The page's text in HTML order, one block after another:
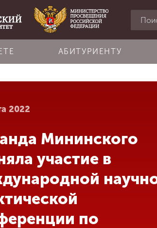
АБИТУРИЕНТУ
2022
Мининского
участие в
по